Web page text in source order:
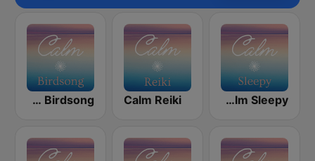
Calm Sleepy
Calm Reiki
Calm Birdsong